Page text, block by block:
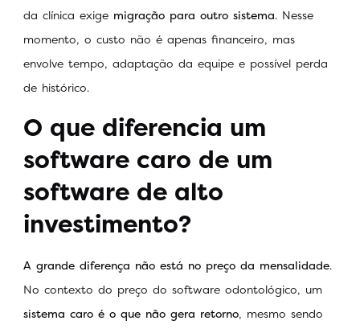
da clínica exige migração para outro sistema. Nesse
momento, o custo não é apenas financeiro, mas
envolve tempo, adaptação da equipe e possível perda
de histórico.
O que diferencia um
software caro de um
software de alto
investimento?
A grande diferença não está no preço da mensalidade.
No contexto do preço do software odontológico, um
sistema caro é o que não gera retorno, mesmo sendo